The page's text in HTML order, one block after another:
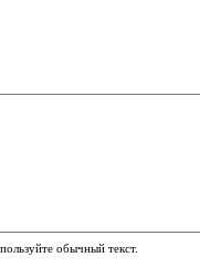
обычный текст.